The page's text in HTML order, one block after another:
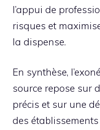
l’appui de
risques et
la dispense.
En synthèse,
source repose sur
précis et sur une
des établissements